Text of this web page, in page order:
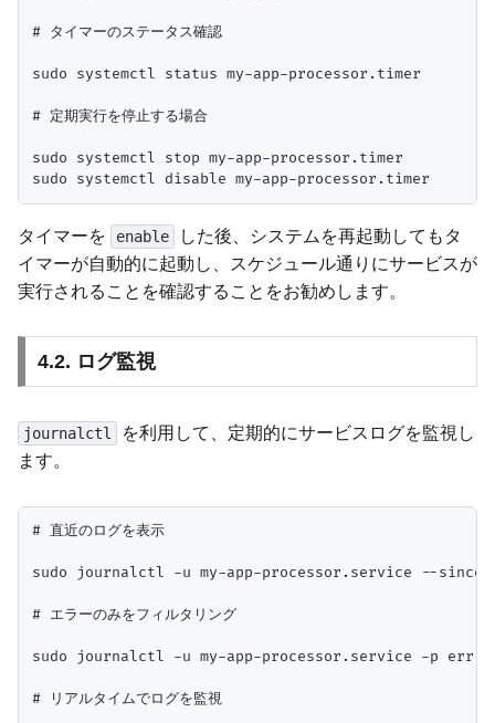
# タイマーのステータス確認
sudo systemctl status my-app-processor.timer
# 定期実行を停止する場合
sudo systemctl stop my-app-processor.timer
タイマーを enable
した後、システムを再起動してもタ
イマーが自動的に起動し、スケジュール通りにサービスが
実行されることを確認することをお勧めします。
4.2. ログ監視
journalctl
を利用して、定期的にサービスログを監視し
ます。
# 直近のログを表示
sudo journalctl -u my-app-processor.service --since
# エラーのみをフィルタリング
sudo journalctl -u my-app-processor.service -p err
# リアルタイムでログを監視